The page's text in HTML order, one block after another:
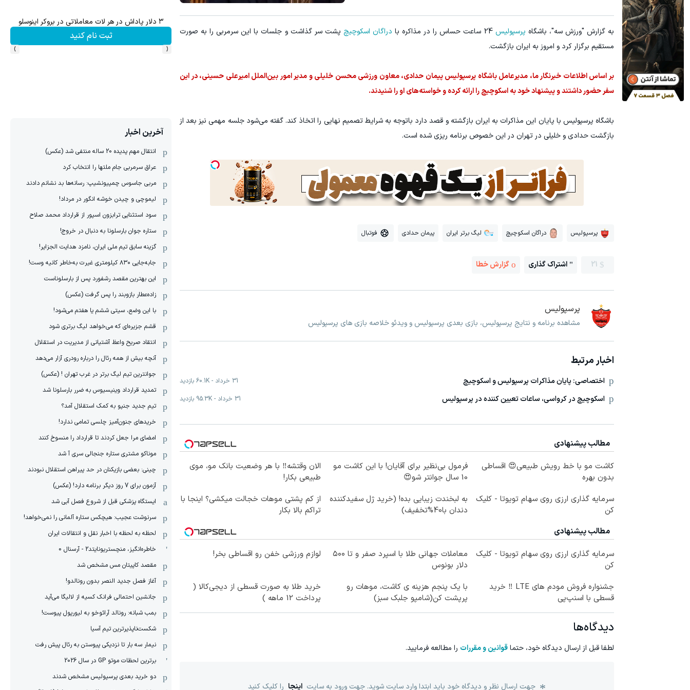
به گزارش "ورزش سه"، باشگاه پرسپولیس 24 ساعت حساس را در مذاکره با دراگان اسکوچیچ پشت سر گذاشت و جلسات با این سرمربی را به صورت
مستقیم برگزار کرد و امروز به ایران بازگشت.
بر اساس اطلاعات خبرنگار ما، مدیرعامل باشگاه پرسپولیس پیمان حدادی، معاون ورزشی محسن خلیلی و مدیر امور بین‌الملل امیرعلی حسینی، در این
سفر حضور داشتند و پیشنهاد خود به اسکوچیچ را ارائه کرده و خواسته‌های او را شنیدند.
باشگاه پرسپولیس با پایان این مذاکرات به ایران بازگشته و قصد دارد باتوجه به شرایط تصمیم نهایی را اتخاذ کند. گفته می‌شود جلسه مهمی نیز بعد از
بازگشت حدادی و خلیلی در تهران در این خصوص برنامه ریزی شده است.
پرسپولیس دراگان اسکوچیچ لیگ برتر ایران پیمان حدادی فوتبال
21 اشتراک گذاری گزارش خطا
پرسپولیس
مشاهده برنامه و نتایج پرسپولیس، بازی بعدی پرسپولیس و ویدئو خلاصه بازی های پرسپولیس
اخبار مرتبط
اختصاصی: پایان مذاکرات پرسپولیس و اسکوچیچ 31 خرداد -
60.1K بازدید
اسکوچیچ در کرواسی، ساعات تعیین کننده در پرسپولیس 31 خرداد -
95.3K بازدید
مطالب پیشنهادی
کاشت مو با خط رویش طبیعی😍 اقساطی
بدون بهره
فرمول بی‌نظیر برای آقایان! با این کاشت مو
10 سال جوانتر شو😍
الان وقتشه‼️ با هر وضعیت بانک مو، موی
طبیعی بکار!
سرمایه گذاری ارزی روی سهام تویوتا - کلیک
کن
به لبخندت زیبایی بده! (خرید ژل سفیدکننده
دندان با40%تخفیف)
از کم پشتی موهات خجالت میکشی؟ اینجا با
تراکم بالا بکار
مطالب پیشنهادی
سرمایه گذاری ارزی روی سهام تویوتا - کلیک
کن
معاملات جهانی طلا با اسپرد صفر و تا ۵۰۰
دلار بونوس
لوازم ورزشی خفن رو اقساطی بخر!
جشنواره فروش مودم های LTE ‼️ خرید
قسطی با اسنپ‌پی
با یک پنجم هزینه ی کاشت، موهات رو
پرپشت کن(شامپو جلبک سبز)
خرید طلا به صورت قسطی از دیجی‌کالا (
پرداخت 12 ماهه )
دیدگاه‌ها
لطفا قبل از ارسال دیدگاه خود، حتماقوانین و مقررات را مطالعه فرمایید.
جهت ارسال نظر و دیدگاه خود باید ابتدا وارد سایت شوید. جهت ورود به سایت اینجا را کلیک کنید
۳ دلار پاداش در هر لات معاملاتی در بروکر اینوسلو
ثبت نام کنید کلیک کن!
میدونستی میتونی از بالا رفتن ارزش سهام گوگل سود کسب کنی؟
ثبت نام کنید
ترید XAUUSD با اسپرد از صفر پیپ
ثبت نام کنید
‹
›
آخرین اخبار
انتقال مهم پدیده 20 ساله منتفی شد (عکس)
عراق سرمربی جام ملتها را انتخاب کرد
مربی جاسوس چمپیونشیپ: رسانه‌ها بد نشانم دادند
لیموچی و چیدن خوشه انگور در مرداد!
سود استثنایی ترابزون اسپور از قرارداد محمد صلاح
ستاره جوان بارسلونا به دنبال در خروج!
گزینه سابق تیم ملی ایران، نامزد هدایت الجزایر!
جابه‌جایی ۸۳۰ کیلومتری غیرت به‌خاطر کانیه وست!
این بهترین مقصد رشفورد پس از بارسلوناست
زاده‌عطار بازوبند را پس گرفت (عکس)
با این وضع، سیتی ششم یا هفتم می‌شود!
قشم جزیره‌ای که می‌خواهد لیگ برتری شود
انتقاد صریح واعظ آشتیانی از مدیریت در استقلال
آنچه بیش از همه رئال را درباره رودری آزار می‌دهد
جوانترین تیم لیگ برتر در غرب تهران ! (عکس)
تمدید قرارداد وینیسیوس به ضرر بارسلونا شد
تیم جدید جنپو به کمک استقلال آمد؟
خریدهای جنون‌آمیز چلسی تمامی ندارد!
امضای مرا جعل کردند تا قرارداد را منسوخ کنند
موناکو مشتری ستاره جنجالی سری آ شد
چینی: بعضی بازیکنان در حد پیراهن استقلال نبودند
آزمون برای 7 روز دیگر برنامه دارد! (عکس)
ایستگاه پزشکی قبل از شروع فصل آبی شد
سرنوشت عجیب: هیچکس ستاره آلمانی را نمی‌خواهد!
لحظه به لحظه با اخبار نقل و انتقالات ایران
خاطره‌انگیز، منچستریونایتد2 - آرسنال 0
مقصد کاپیتان مس مشخص شد
آغاز فصل جدید النصر بدون رونالدو!
جانشین احتمالی فرانک کسیه از لالیگا می‌آید
بمب شبانه: رونالد آرائوخو به لیورپول پیوست!
شکست‌ناپذیرترین تیم آسیا
نیمار سه بار تا نزدیکی پیوستن به رئال پیش رفت
برترین لحظات موتو GP در سال 2026
دو خرید بعدی پرسپولیس مشخص شدند